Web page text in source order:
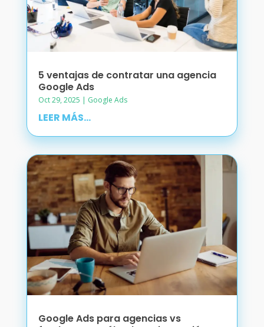
5 ventajas de contratar una agencia
Google Ads
Oct 29, 2025 | Google Ads
LEER MÁS...
Google Ads para agencias vs